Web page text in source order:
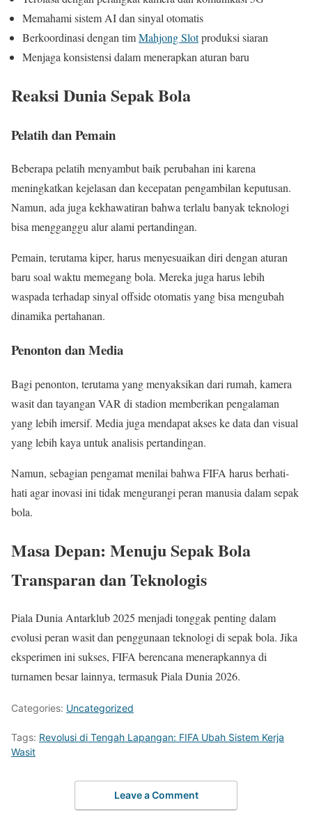
Memahami sistem AI dan sinyal otomatis
Berkoordinasi dengan timMahjong Slotproduksi siaran
Menjaga konsistensi dalam menerapkan aturan baru
Reaksi Dunia Sepak Bola
Pelatih dan Pemain
Beberapa pelatih menyambut baik perubahan ini karena
meningkatkan kejelasan dan kecepatan pengambilan keputusan.
Namun, ada juga kekhawatiran bahwa terlalu banyak teknologi
bisa mengganggu alur alami pertandingan.
Pemain, terutama kiper, harus menyesuaikan diri dengan aturan
baru soal waktu memegang bola. Mereka juga harus lebih
waspada terhadap sinyal offside otomatis yang bisa mengubah
dinamika pertahanan.
Penonton dan Media
Bagi penonton, terutama yang menyaksikan dari rumah, kamera
wasit dan tayangan VAR di stadion memberikan pengalaman
yang lebih imersif. Media juga mendapat akses ke data dan visual
yang lebih kaya untuk analisis pertandingan.
Namun, sebagian pengamat menilai bahwa FIFA harus berhati-
hati agar inovasi ini tidak mengurangi peran manusia dalam sepak
bola.
Masa Depan: Menuju Sepak Bola
Transparan dan Teknologis
Piala Dunia Antarklub 2025 menjadi tonggak penting dalam
evolusi peran wasit dan penggunaan teknologi di sepak bola. Jika
eksperimen ini sukses, FIFA berencana menerapkannya di
turnamen besar lainnya, termasuk Piala Dunia 2026.
Categories: Uncategorized
Tags: Revolusi di Tengah Lapangan: FIFA Ubah Sistem Kerja
Wasit
Leave a Comment